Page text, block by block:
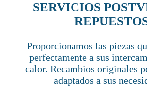
SERVICIOS
Proporcionamos las piezas
perfectamente a sus
calor. Recambios originales
adaptados a sus